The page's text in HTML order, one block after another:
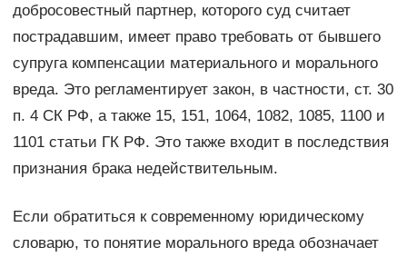
добросовестный партнер, которого суд считает
пострадавшим, имеет право требовать от бывшего
супруга компенсации материального и морального
вреда. Это регламентирует закон, в частности, ст. 30
п. 4 СК РФ, а также 15, 151, 1064, 1082, 1085, 1100 и
1101 статьи ГК РФ. Это также входит в последствия
признания брака недействительным.
Если обратиться к современному юридическому
словарю, то понятие морального вреда обозначает